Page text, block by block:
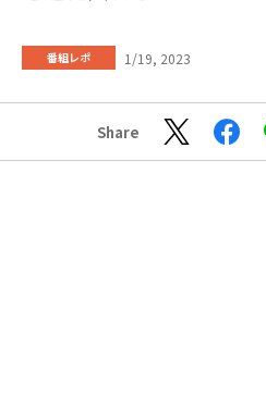
番組レポ 1/19, 2023
Share